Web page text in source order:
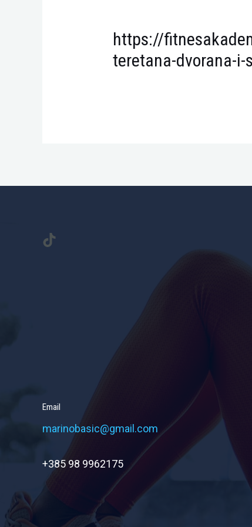
https://
teretana-dvorana-
TikTok
Email
marinobasic@gmail.com
+385 98 9962175